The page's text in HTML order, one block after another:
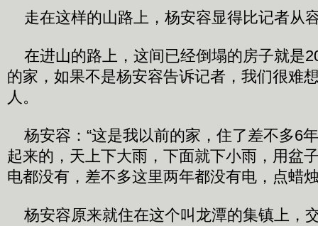
走在这样的山路上，杨安容显得比记者从
在进山的路上，这间已经倒塌的房子就是
的家，如果不是杨安容告诉记者，我们很难
人。
杨安容：“这是我以前的家，住了差不多6
起来的，天上下大雨，下面就下小雨，用盆
电都没有，差不多这里两年都没有电，点蜡
杨安容原来就住在这个叫龙潭的集镇上，